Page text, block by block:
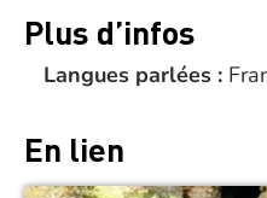
Plus d’infos
Langues parlées :
En lien